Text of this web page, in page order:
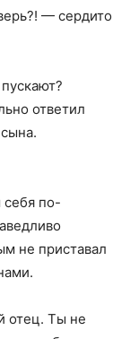
— сердито
ответил
себя по-
не приставал
отец. Ты не